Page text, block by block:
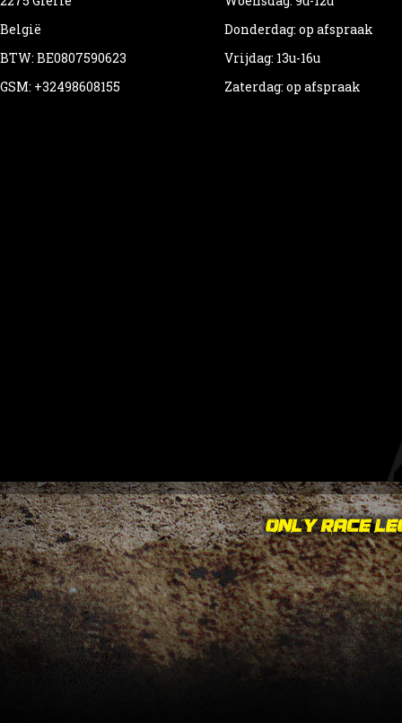
België
BTW: BE0807590623
GSM: +32498608155
Donderdag: op afspraak
Vrijdag: 13u-16u
Zaterdag: op afspraak